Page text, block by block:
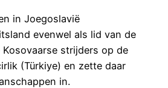
in Joegoslavië
evenwel als lid van de
Kosovaarse strijders op de
(Türkiye) en zette daar
in.